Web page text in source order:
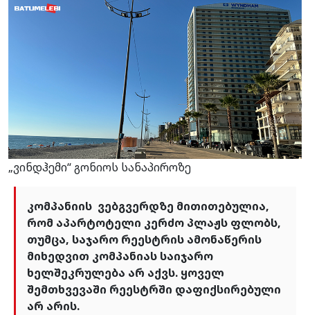
„ვინდჰემი“ გონიოს სანაპიროზე
კომპანიის ვებგვერდზე მითითებულია,
რომ აპარტოტელი კერძო პლაჟს ფლობს,
თუმცა, საჯარო რეესტრის ამონაწერის
მიხედვით კომპანიას საიჯარო
ხელშეკრულება არ აქვს. ყოველ
შემთხვევაში რეესტრში დაფიქსირებული
არ არის.